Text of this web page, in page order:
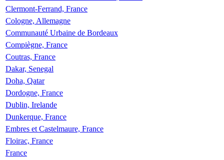
Clermont-Ferrand, France
Cologne, Allemagne
Communauté Urbaine de Bordeaux
Compiègne, France
Coutras, France
Dakar, Senegal
Doha, Qatar
Dordogne, France
Dublin, Irelande
Dunkerque, France
Embres et Castelmaure, France
Floirac, France
France